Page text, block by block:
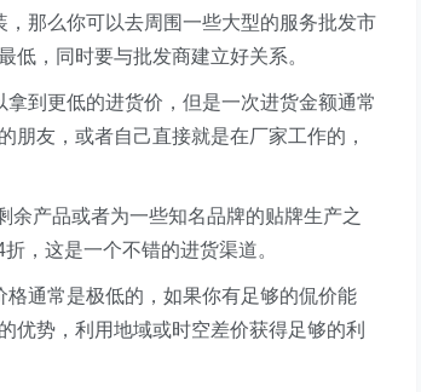
那么你可以去周围一些大型的服务批发市
，同时要与批发商建立好关系。
到更低的进货价，但是一次进货金额通常
朋友，或者自己直接就是在厂家工作的，
产品或者为一些知名品牌的贴牌生产之
，这是一个不错的进货渠道。
通常是极低的，如果你有足够的侃价能
优势，利用地域或时空差价获得足够的利